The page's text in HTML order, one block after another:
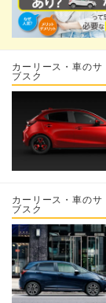
カーリース・車のサ
ブスク
カーリース・車のサ
ブスク